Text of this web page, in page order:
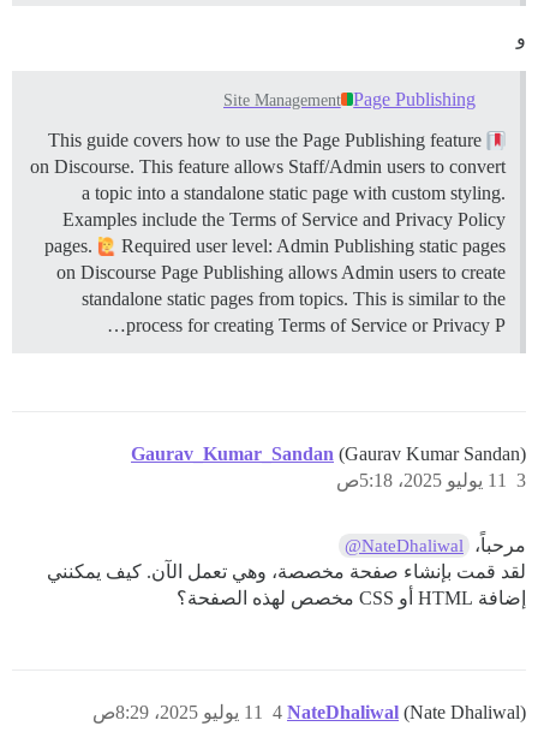
و
Page Publishing
Site Management
This guide covers how to use the Page Publishing feature
on Discourse. This feature allows Staff/Admin users to convert
a topic into a standalone static page with custom styling.
Examples include the Terms of Service and Privacy Policy
pages.
Required user level: Admin Publishing static pages
on Discourse Page Publishing allows Admin users to create
standalone static pages from topics. This is similar to the
process for creating Terms of Service or Privacy P…
Gaurav_Kumar_Sandan (Gaurav Kumar Sandan)
11 يوليو 2025، 5:18ص
3
مرحباً، @NateDhaliwal
لقد قمت بإنشاء صفحة مخصصة، وهي تعمل الآن. كيف يمكنني
إضافة HTML أو CSS مخصص لهذه الصفحة؟
NateDhaliwal (Nate Dhaliwal) 11 يوليو 2025، 8:29ص 4